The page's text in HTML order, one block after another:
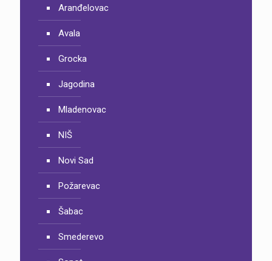
Aranđelovac
Avala
Grocka
Jagodina
Mladenovac
NIŠ
Novi Sad
Požarevac
Šabac
Smederevo